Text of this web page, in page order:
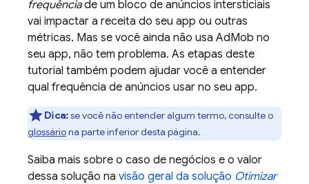
frequênciade um bloco de anúncios intersticiais
vai impactar a receita do seu app ou outras
métricas. Mas se você ainda não usa AdMob no
seu app, não tem problema. As etapas deste
tutorial também podem ajudar você a entender
qual frequência de anúncios usar no seu app.
Dica:se você não entender algum termo, consulte o
glossáriona parte inferior desta página.
Saiba mais sobre o caso de negócios e o valor
dessa solução na visão geral da solução Otimizar